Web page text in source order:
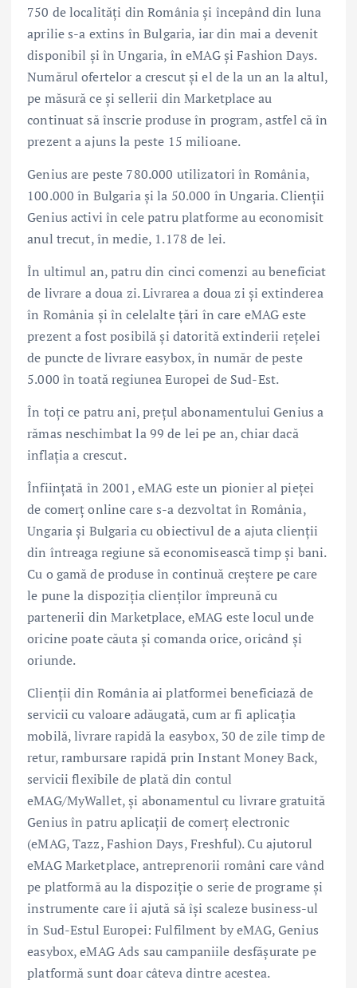
750 de localități din România și începând din luna
aprilie s-a extins în Bulgaria, iar din mai a devenit
disponibil și în Ungaria, în eMAG și Fashion Days.
Numărul ofertelor a crescut și el de la un an la altul,
pe măsură ce și sellerii din Marketplace au
continuat să înscrie produse în program, astfel că în
prezent a ajuns la peste 15 milioane.
Genius are peste 780.000 utilizatori în România,
100.000 în Bulgaria și la 50.000 în Ungaria. Clienții
Genius activi în cele patru platforme au economisit
anul trecut, în medie, 1.178 de lei.
În ultimul an, patru din cinci comenzi au beneficiat
de livrare a doua zi. Livrarea a doua zi și extinderea
în România și în celelalte țări în care eMAG este
prezent a fost posibilă și datorită extinderii rețelei
de puncte de livrare easybox, în număr de peste
5.000 în toată regiunea Europei de Sud-Est.
În toți ce patru ani, prețul abonamentului Genius a
rămas neschimbat la 99 de lei pe an, chiar dacă
inflația a crescut.
Înființată în 2001, eMAG este un pionier al pieţei
de comerţ online care s-a dezvoltat în România,
Ungaria și Bulgaria cu obiectivul de a ajuta clienții
din întreaga regiune să economisească timp și bani.
Cu o gamă de produse în continuă creștere pe care
le pune la dispoziția clienților împreună cu
partenerii din Marketplace, eMAG este locul unde
oricine poate căuta și comanda orice, oricând și
oriunde.
Clienții din România ai platformei beneficiază de
servicii cu valoare adăugată, cum ar fi aplicația
mobilă, livrare rapidă la easybox, 30 de zile timp de
retur, rambursare rapidă prin Instant Money Back,
servicii flexibile de plată din contul
eMAG/MyWallet, și abonamentul cu livrare gratuită
Genius în patru aplicații de comerț electronic
(eMAG, Tazz, Fashion Days, Freshful). Cu ajutorul
eMAG Marketplace, antreprenorii români care vând
pe platformă au la dispoziție o serie de programe și
instrumente care îi ajută să își scaleze business-ul
în Sud-Estul Europei: Fulfilment by eMAG, Genius
easybox, eMAG Ads sau campaniile desfășurate pe
platformă sunt doar câteva dintre acestea.